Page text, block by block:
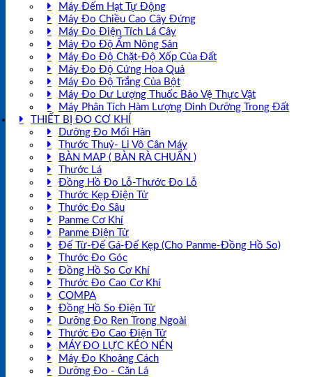
Máy Đếm Hạt Tự Động
Máy Đo Chiều Cao Cây Đứng
Máy Đo Điện Tích Lá Cây
Máy Đo Độ Ẩm Nông Sản
Máy Đo Độ Chặt-Độ Xốp Của Đất
Máy Đo Độ Cứng Hoa Quả
Máy Đo Độ Trắng Của Bột
Máy Đo Dư Lượng Thuốc Bảo Vệ Thực Vật
Máy Phân Tích Hàm Lượng Dinh Dưỡng Trong Đất
THIẾT BỊ ĐO CƠ KHÍ
Dưỡng Đo Mối Hàn
Thước Thuỷ- Li Vô Cân Máy
BÀN MAP ( BÀN RÀ CHUẨN )
Thước Lá
Đồng Hồ Đo Lỗ-Thước Đo Lỗ
Thước Kẹp Điện Tử
Thước Đo Sâu
Panme Cơ Khí
Panme Điện Tử
Đế Từ-Đế Gá-Đế Kẹp (Cho Panme-Đồng Hồ So)
Thước Đo Góc
Đồng Hồ So Cơ Khí
Thước Đo Cao Cơ Khí
COMPA
Đồng Hồ So Điện Tử
Dưỡng Đo Ren Trong Ngoài
Thước Đo Cao Điện Tử
MÁY ĐO LỰC KÉO NÉN
Máy Đo Khoảng Cách
Dưỡng Đo - Căn Lá